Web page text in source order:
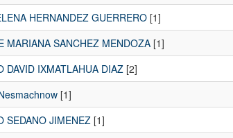
HERNANDEZ GUERRERO [1]
MARIANA SANCHEZ MENDOZA [1]
DAVID IXMATLAHUA DIAZ [2]
[1]
SEDANO JIMENEZ [1]